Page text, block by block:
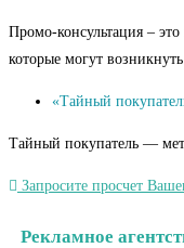
Промо-консультация –
которые могут
«Тайный
Тайный покупатель —
Запросите просчет
Рекламное